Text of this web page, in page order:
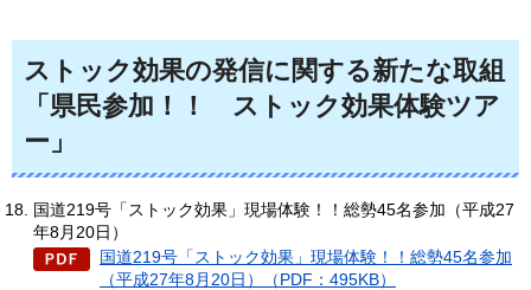
ストック効果の発信に関する新たな取組
「県民参加！！
ス トック効果体験ツア
ー」
国道219号「ストック効果」現場体験！！総勢45名参加（平成27
年8月20日）
国道219号「ストック効果」現場体験！！総勢45名参加
（平成27年8月20日）（PDF：495KB）